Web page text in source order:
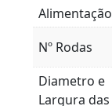
Alimentação
Nº Rodas
Diametro e
Largura das